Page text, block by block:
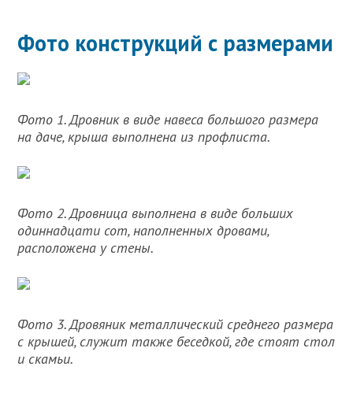
Фото конструкций с размерами
Фото 1. Дровник в виде навеса большого размера
на даче, крыша выполнена из профлиста.
Фото 2. Дровница выполнена в виде больших
одиннадцати сот, наполненных дровами,
расположена у стены.
Фото 3. Дровяник металлический среднего размера
с крышей, служит также беседкой, где стоят стол
и скамьи.